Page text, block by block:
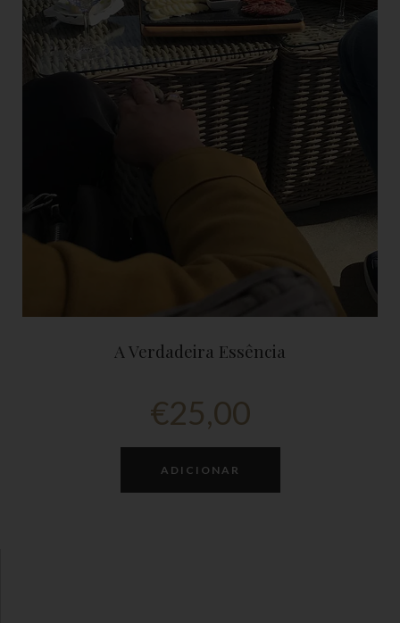
A Verdadeira Essência
€25,00
ADICIONAR